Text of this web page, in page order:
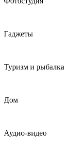
Гаджеты
Туризм и рыбалка
Дом
Аудио-видео